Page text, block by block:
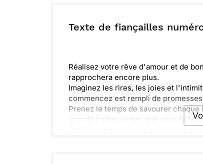
ou : Copier
Texte de fiançailles
Réalisez votre rêve d'amour et de
rapprochera encore plus.
Imaginez les rires, les joies et
commencez est rempli de
Prenez le temps de savourer
grandit à chaque pas que vous faites